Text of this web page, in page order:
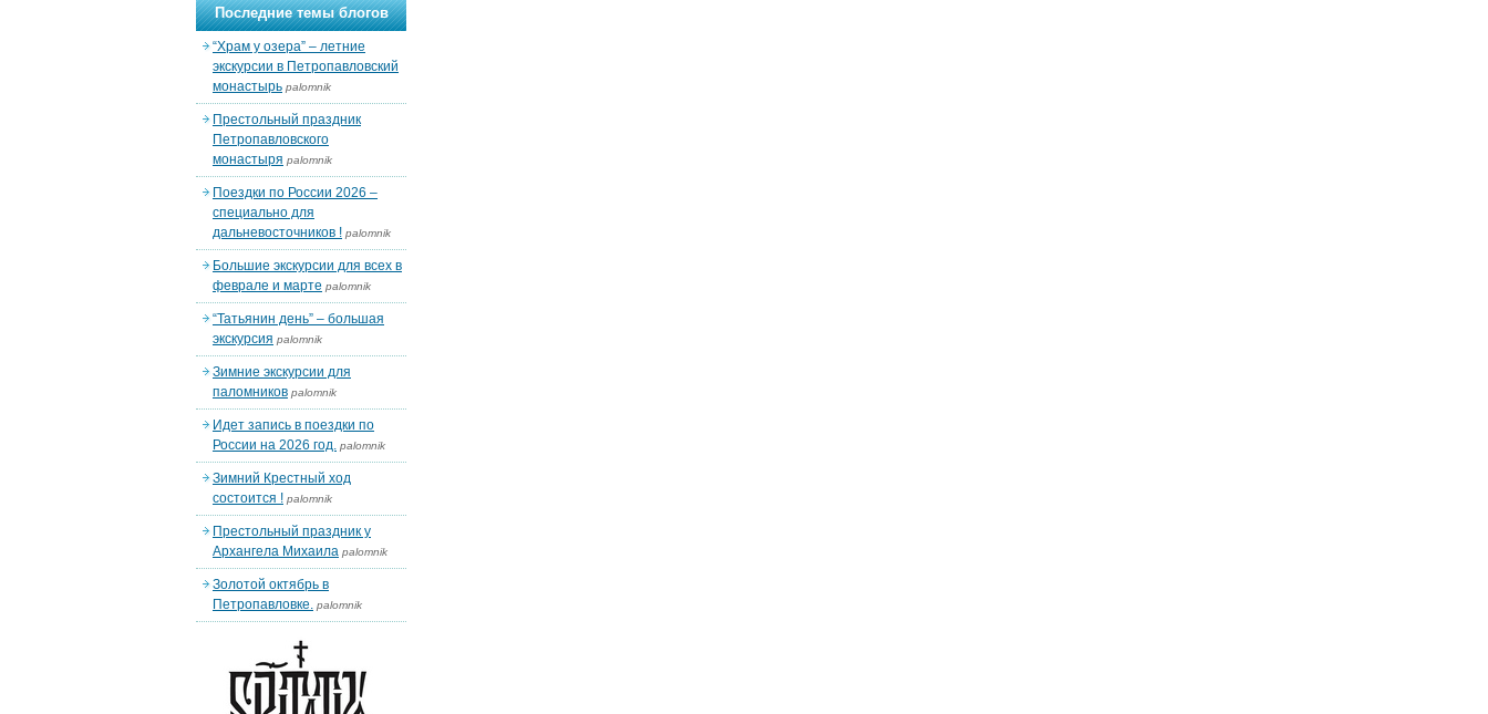
Последние темы блогов
“Храм у озера” – летние
экскурсии в Петропавловский
монастырь palomnik
Престольный праздник
Петропавловского
монастыря palomnik
Поездки по России 2026 –
специально для
дальневосточников ! palomnik
Большие экскурсии для всех в
феврале и марте palomnik
“Татьянин день” – большая
экскурсия palomnik
Зимние экскурсии для
паломников palomnik
Идет запись в поездки по
России на 2026 год. palomnik
Зимний Крестный ход
состоится ! palomnik
Престольный праздник у
Архангела Михаила palomnik
Золотой октябрь в
Петропавловке. palomnik